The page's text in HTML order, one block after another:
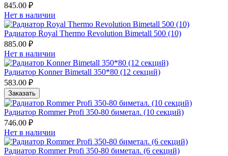
845.00 ₽
Нет в наличии
Радиатор Royal Thermo Revolution Bimetall 500 (10)
885.00 ₽
Нет в наличии
Радиатор Konner Bimetall 350*80 (12 cекций)
583.00 ₽
Заказать
Радиатор Rommer Profi 350-80 биметал. (10 секций)
746.00 ₽
Нет в наличии
Радиатор Rommer Profi 350-80 биметал. (6 секций)